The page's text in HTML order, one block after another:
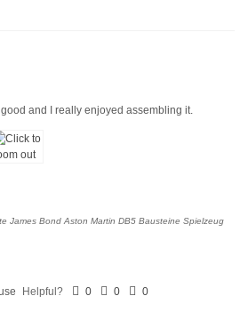
and I really enjoyed assembling it.
James Bond Aston Martin DB5 Bausteine Spielzeug
Helpful? 0 0 0